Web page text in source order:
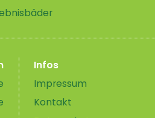
Infos
Impressum
Kontakt